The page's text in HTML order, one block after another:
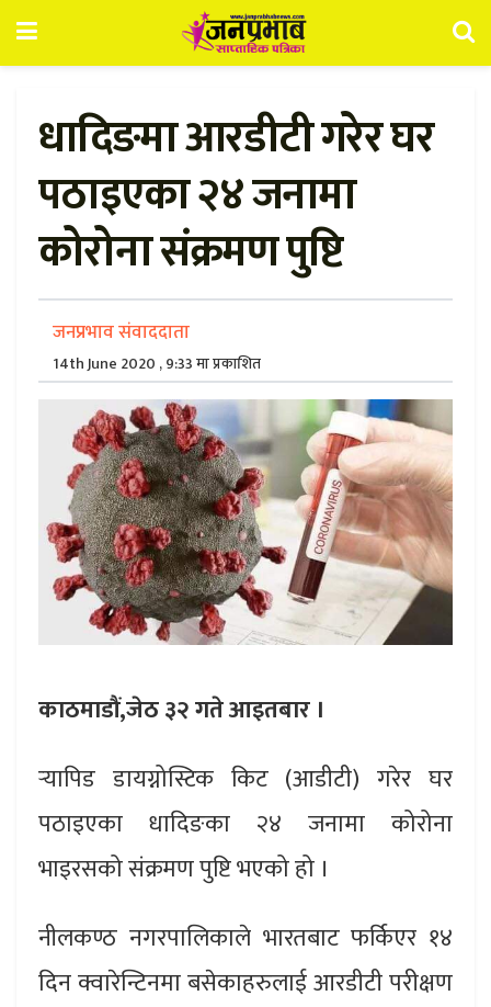
धादिङमा आरडीटी गरेर घर
पठाइएका २४ जनामा
कोरोना संक्रमण पुष्टि
जनप्रभाव संवाददाता
14th June 2020 , 9:33 मा प्रकाशित
काठमाडौं,जेठ ३२ गते आइतबार ।
र्‍यापिड डायग्नोस्टिक किट (आडीटी) गरेर घर
पठाइएका धादिङका २४ जनामा कोरोना
भाइरसको संक्रमण पुष्टि भएको हो ।
नीलकण्ठ नगरपालिकाले भारतबाट फर्किएर १४
दिन क्वारेन्टिनमा बसेकाहरुलाई आरडीटी परीक्षण